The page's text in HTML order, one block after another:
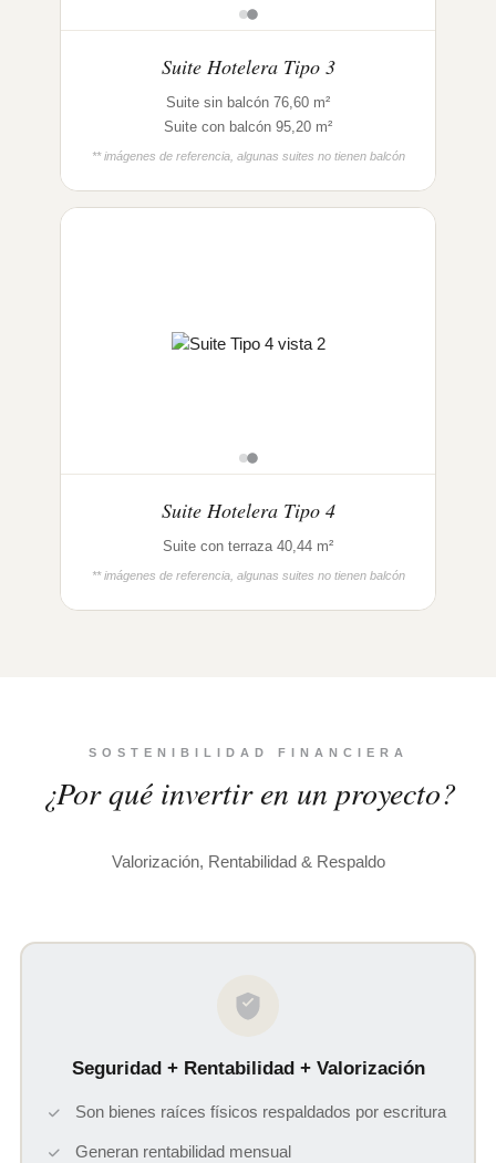
Suite Hotelera Tipo 3
Suite sin balcón 76,60 m²
Suite con balcón 95,20 m²
** imágenes de referencia, algunas suites no tienen balcón
Suite Hotelera Tipo 4
Suite con terraza 40,44 m²
** imágenes de referencia, algunas suites no tienen balcón
SOSTENIBILIDAD FINANCIERA
¿Por qué invertir en un proyecto?
Valorización, Rentabilidad & Respaldo
Seguridad + Rentabilidad + Valorización
Son bienes raíces físicos respaldados por escritura
Generan rentabilidad mensual